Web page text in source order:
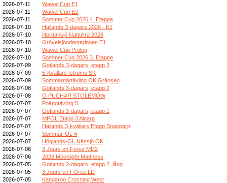
2026-07-11
Wawel Cup E1
2026-07-11
Wawel Cup E2
2026-07-11
Sommer Cup 2026 4. Etappe
2026-07-10
Hallands 3-dagars 2026 - E1
2026-07-10
Nordansjö Nattultra 2026
2026-07-10
Grövelsjöorienteringen E1
2026-07-10
Wawel Cup Prolog
2026-07-10
Sommer Cup 2026 3. Etappe
2026-07-09
Gotlands 3-dagars, etapp 3
2026-07-09
5-Kvällars Istrums SK
2026-07-09
Sommarnärtävling OK Gränsen
2026-07-08
Gotlands 3-dagars, etapp 2
2026-07-08
O PUCHAR STOLEMÓW
2026-07-07
Poängtävling 5
2026-07-07
Gotlands 3-dagars, etapp 1
2026-07-07
MPOL Etapp 3 Alnarp
2026-07-07
Hallands 3-kvällars Etapp Snapparp
2026-07-07
Sommar-OL 4
2026-07-07
Höglands-OL Nässjö OK
2026-07-06
3 Jours en Forez MD2
2026-07-06
2026 Moonlight Madness
2026-07-05
Gotlands 2-dagars, etapp 2, lång
2026-07-05
3 Jours en FOrez LD
2026-07-05
Kangaroo Crossing West